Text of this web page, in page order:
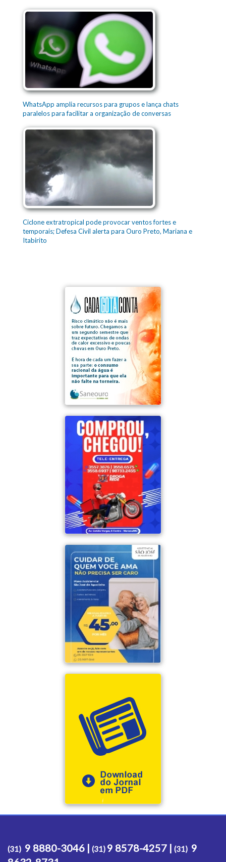
WhatsApp amplia recursos para grupos e lança chats
paralelos para facilitar a organização de conversas
Ciclone extratropical pode provocar ventos fortes e
temporais; Defesa Civil alerta para Ouro Preto, Mariana e
Itabirito
(31) 9 8880-3046 | (31) 9 8578-4257 | (31) 9